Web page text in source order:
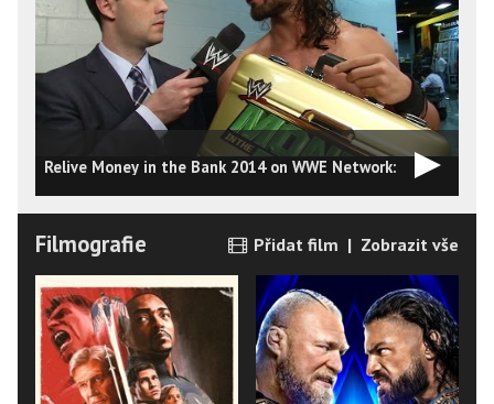
Relive Money in the Bank 2014 on WWE Network:
Filmografie Přidat film | Zobrazit vše